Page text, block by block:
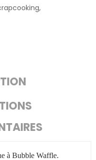
,
à Bubble Waffle.